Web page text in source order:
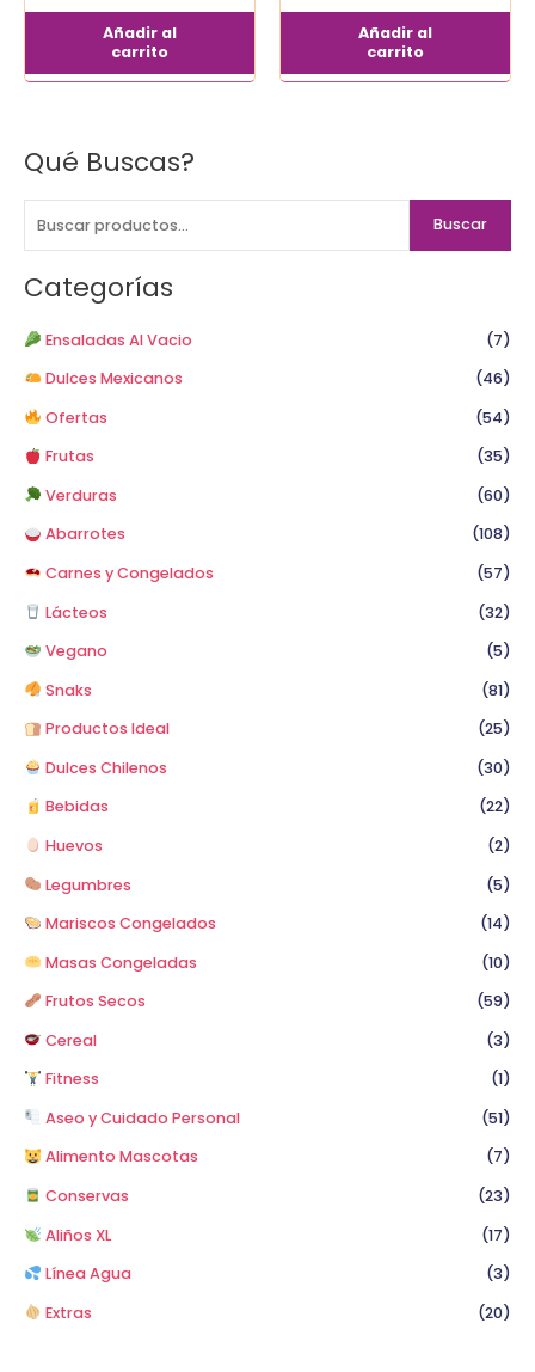
Qué Buscas?
B
c
a
p
:
Buscar
Categorías
Ensaladas Al Vacio
(7)
Dulces Mexicanos
(46)
Ofertas
(54)
Frutas
(35)
Verduras
(60)
Abarrotes
(108)
Carnes y Congelados
(57)
Lácteos
(32)
Vegano
(5)
Snaks
(81)
Productos Ideal
(25)
Dulces Chilenos
(30)
Bebidas
(22)
Huevos
(2)
Legumbres
(5)
Mariscos Congelados
(14)
Masas Congeladas
(10)
Frutos Secos
(59)
Cereal
(3)
Fitness
(1)
Aseo y Cuidado Personal
(51)
Alimento Mascotas
(7)
Conservas
(23)
Aliños XL
(17)
Línea Agua
(3)
Extras
(20)
Añadir al
carrito
Añadir al
carrito